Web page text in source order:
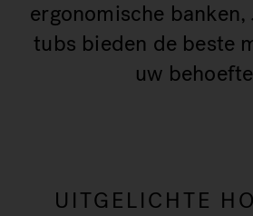
ergonomische
tubs bieden de beste
uw
UITGELICHTE